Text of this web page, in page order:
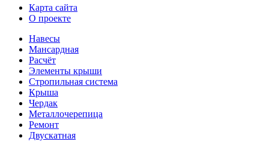
Карта сайта
О проекте
Навесы
Мансардная
Расчёт
Элементы крыши
Стропильная система
Крыша
Чердак
Металлочерепица
Ремонт
Двускатная